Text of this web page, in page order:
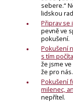
sebere.“
lidskou
Připrav se
pevně ve
pokušení.
Pokušení
s tím
že jsme
že pro
​Pokušení
milenec,
nepřítel.